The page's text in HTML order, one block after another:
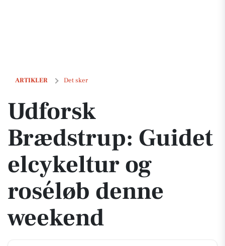
ARTIKLER Det sker
Udforsk Brædstrup: Guidet elcykeltur og roséløb denne weekend
Udforsk
Brædstrup: Guidet
elcykeltur og
roséløb denne
weekend